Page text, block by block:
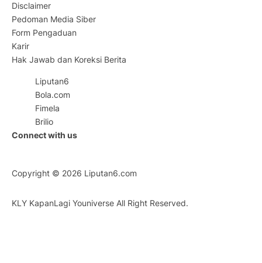
Disclaimer
Pedoman Media Siber
Form Pengaduan
Karir
Hak Jawab dan Koreksi Berita
Liputan6
Bola.com
Fimela
Brilio
Connect with us
Copyright © 2026 Liputan6.com
KLY KapanLagi Youniverse All Right Reserved.